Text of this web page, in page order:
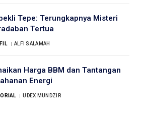
Tepe: Terungkapnya Misteri
Tertua
ALFI SALAMAH
Harga BBM dan Tantangan
Energi
UDEX MUNDZIR